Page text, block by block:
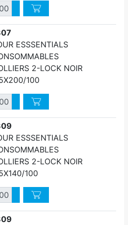
Augmenter quantité
Diminuer quantité
ESSSENTIALS
2-LOCK NOIR
100
Augmenter quantité
Diminuer quantité
ESSSENTIALS
2-LOCK NOIR
100
Augmenter quantité
Diminuer quantité